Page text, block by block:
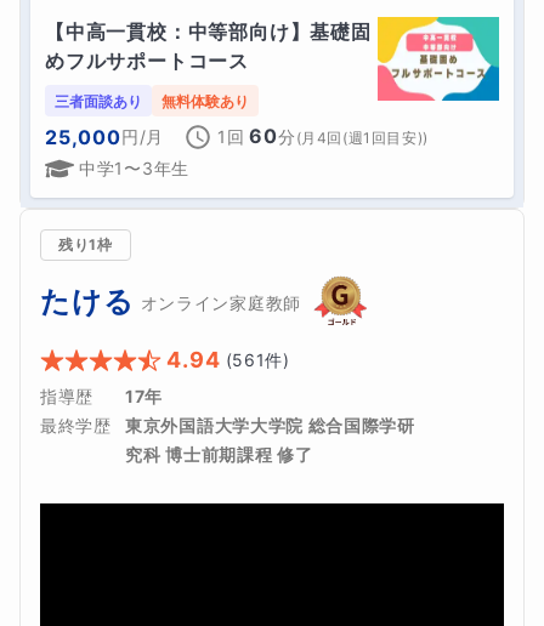
【中高一貫校：中等部向け】基礎固
めフルサポートコース
三者面談あり 無料体験あり
25,000円/月 1回 60分 (月4回(週1回目安))
中学1〜3年生
残り1枠
たける オンライン家庭教師
4.94 (561件)
指導歴
17年
最終学歴
東京外国語大学大学院 総合国際学研
究科 博士前期課程 修了